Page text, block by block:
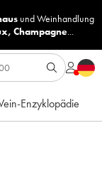
undWeinhandlung
, Champagne...
Enzyklopädie